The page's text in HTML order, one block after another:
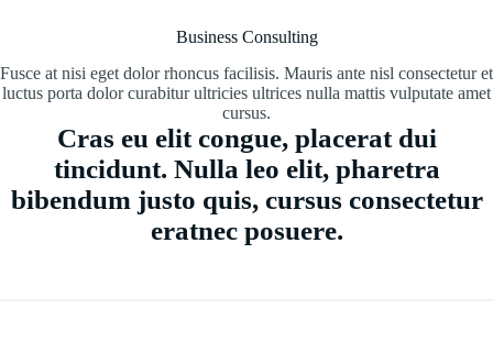
Business Consulting
Fusce at nisi eget dolor rhoncus facilisis. Mauris ante nisl consectetur et
luctus porta dolor curabitur ultricies ultrices nulla mattis vulputate amet
cursus.
Cras eu elit congue, placerat dui
tincidunt. Nulla leo elit, pharetra
bibendum justo quis, cursus consectetur
eratnec posuere.